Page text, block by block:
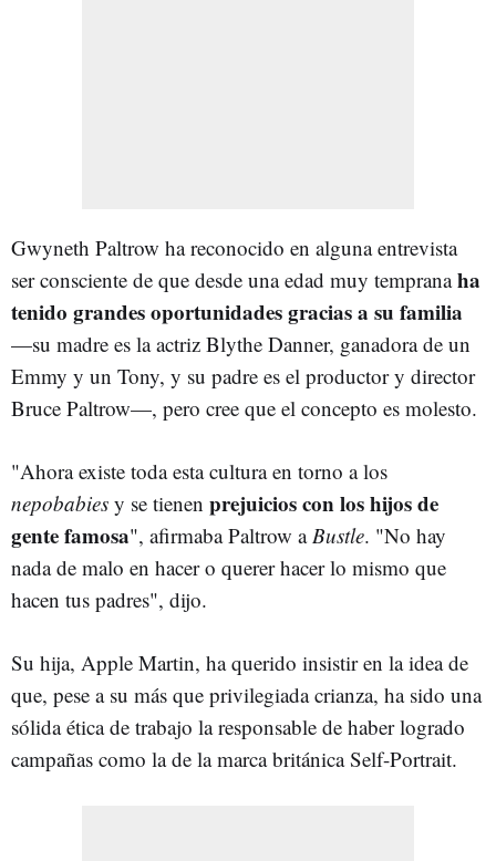
Gwyneth Paltrow ha reconocido en alguna entrevista
ser consciente de que desde una edad muy tempranaha
tenido grandes oportunidades gracias a su familia
—su madre es la actriz Blythe Danner, ganadora de un
Emmy y un Tony, y su padre es el productor y director
Bruce Paltrow—, pero cree que el concepto es molesto.
"Ahora existe toda esta cultura en torno a los
nepobabies y se tienen prejuicios con los hijos de
gente famosa", afirmaba Paltrow a Bustle. "No hay
nada de malo en hacer o querer hacer lo mismo que
hacen tus padres", dijo.
Su hija, Apple Martin, ha querido insistir en la idea de
que, pese a su más que privilegiada crianza, ha sido una
sólida ética de trabajo la responsable de haber logrado
campañas como la de la marca británica Self-Portrait.